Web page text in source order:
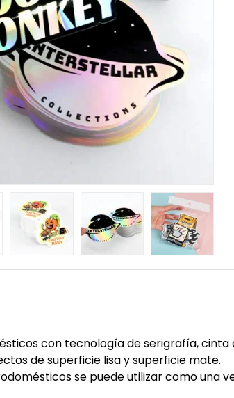
con tecnología de serigrafía,
de superficie lisa y superficie mate.
se puede utilizar como una